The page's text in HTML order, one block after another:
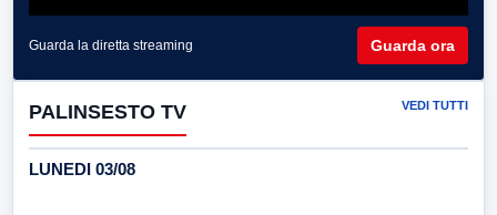
Guarda la diretta streaming Guarda ora
PALINSESTO TV VEDI TUTTI
LUNEDI 03/08